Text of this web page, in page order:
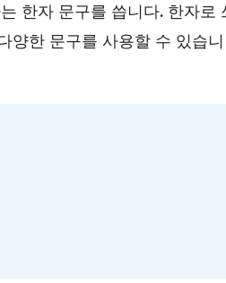
한자 문구를 씁니다. 한자로
양한 문구를 사용할 수 있습니